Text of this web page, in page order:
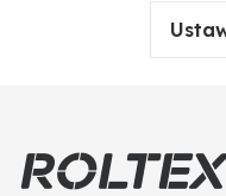
Typ: Nakrętka